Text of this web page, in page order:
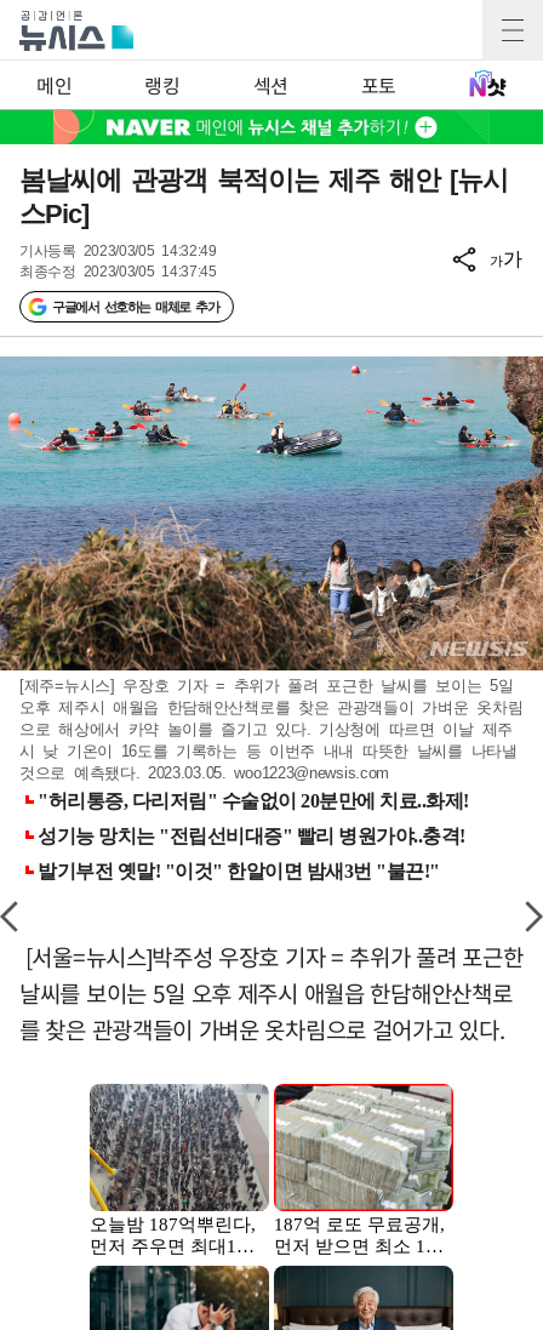
메인 랭킹 섹션 포토
봄날씨에 관광객 북적이는 제주 해안 [뉴시
스Pic]
기사등록 2023/03/05 14:32:49
최종수정 2023/03/05 14:37:45
구글에서 선호하는 매체로 추가
가가
[제주=뉴시스] 우장호 기자 = 추위가 풀려 포근한 날씨를 보이는 5일
오후 제주시 애월읍 한담해안산책로를 찾은 관광객들이 가벼운 옷차림
으로 해상에서 카약 놀이를 즐기고 있다. 기상청에 따르면 이날 제주
시 낮 기온이 16도를 기록하는 등 이번주 내내 따뜻한 날씨를 나타낼
것으로 예측됐다. 2023.03.05.woo1223@newsis.com
[서울=뉴시스]박주성 우장호 기자 = 추위가 풀려 포근한
날씨를 보이는 5일 오후 제주시 애월읍 한담해안산책로
를 찾은 관광객들이 가벼운 옷차림으로 걸어가고 있다.